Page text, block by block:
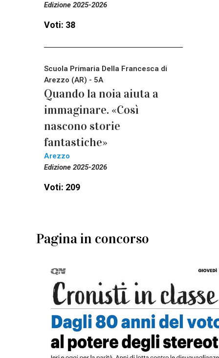
Edizione 2025-2026
Voti: 38
Scuola Primaria Della Francesca di
Arezzo (AR) - 5A
Quando la noia aiuta a
immaginare. «Così
nascono storie
fantastiche»
Arezzo
Edizione 2025-2026
Voti: 209
Pagina in concorso